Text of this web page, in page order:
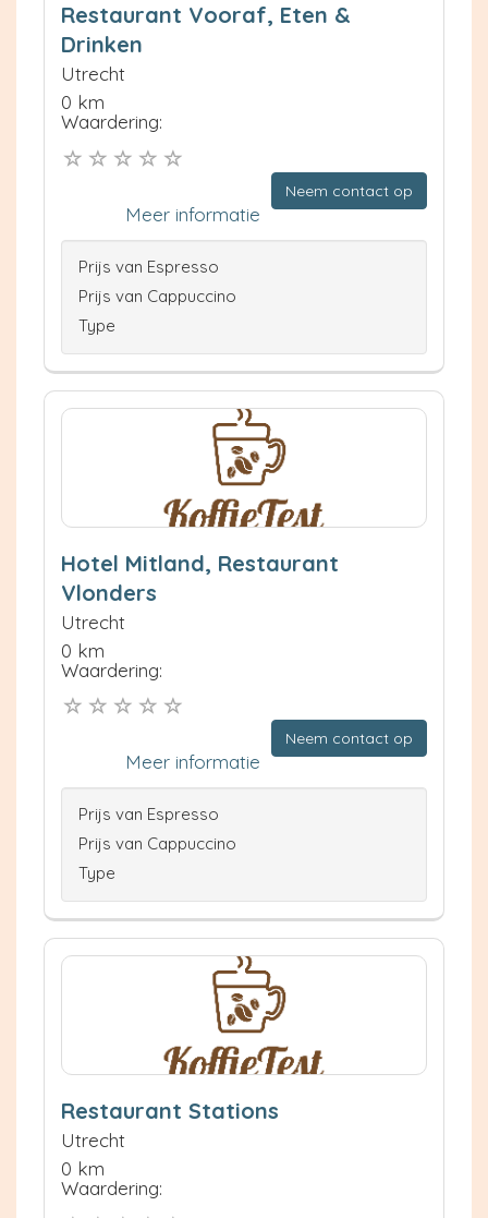
Restaurant Vooraf, Eten &
Drinken
Utrecht
0 km
Waardering:
Neem contact op
Meer informatie
Prijs van Espresso
Prijs van Cappuccino
Type
Hotel Mitland, Restaurant
Vlonders
Utrecht
0 km
Waardering:
Neem contact op
Meer informatie
Prijs van Espresso
Prijs van Cappuccino
Type
Restaurant Stations
Utrecht
0 km
Waardering: